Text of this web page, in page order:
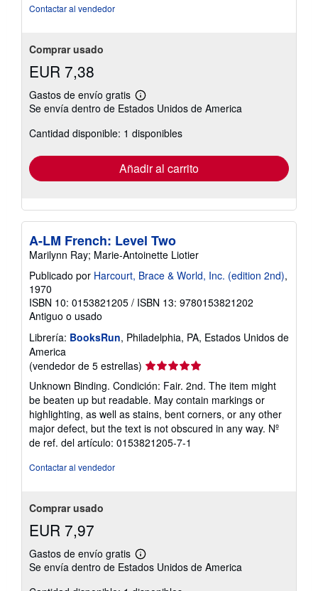
Contactar al vendedor
Comprar usado
EUR 7,38
Gastos de envío gratis
Más
información
las
tarifas
envío
Se envía dentro de Estados Unidos de America
Cantidad disponible: 1 disponibles
Añadir al carrito
A-LM French: Level Two
Marilynn Ray; Marie-Antoinette Liotier
Publicado por Harcourt, Brace & World, Inc. (edition 2nd),
1970
ISBN 10: 0153821205 / ISBN 13: 9780153821202
Antiguo o usado
Librería: BooksRun, Philadelphia, PA, Estados Unidos de
America
(vendedor de 5 estrellas) Calificación
del
vendedor:
5
de
5
estrellas
Unknown Binding. Condición: Fair. 2nd. The item might
be beaten up but readable. May contain markings or
highlighting, as well as stains, bent corners, or any other
major defect, but the text is not obscured in any way. Nº
de ref. del artículo: 0153821205-7-1
Contactar al vendedor
Comprar usado
EUR 7,97
Gastos de envío gratis
Más
información
Se envía dentro de Estados Unidos de America